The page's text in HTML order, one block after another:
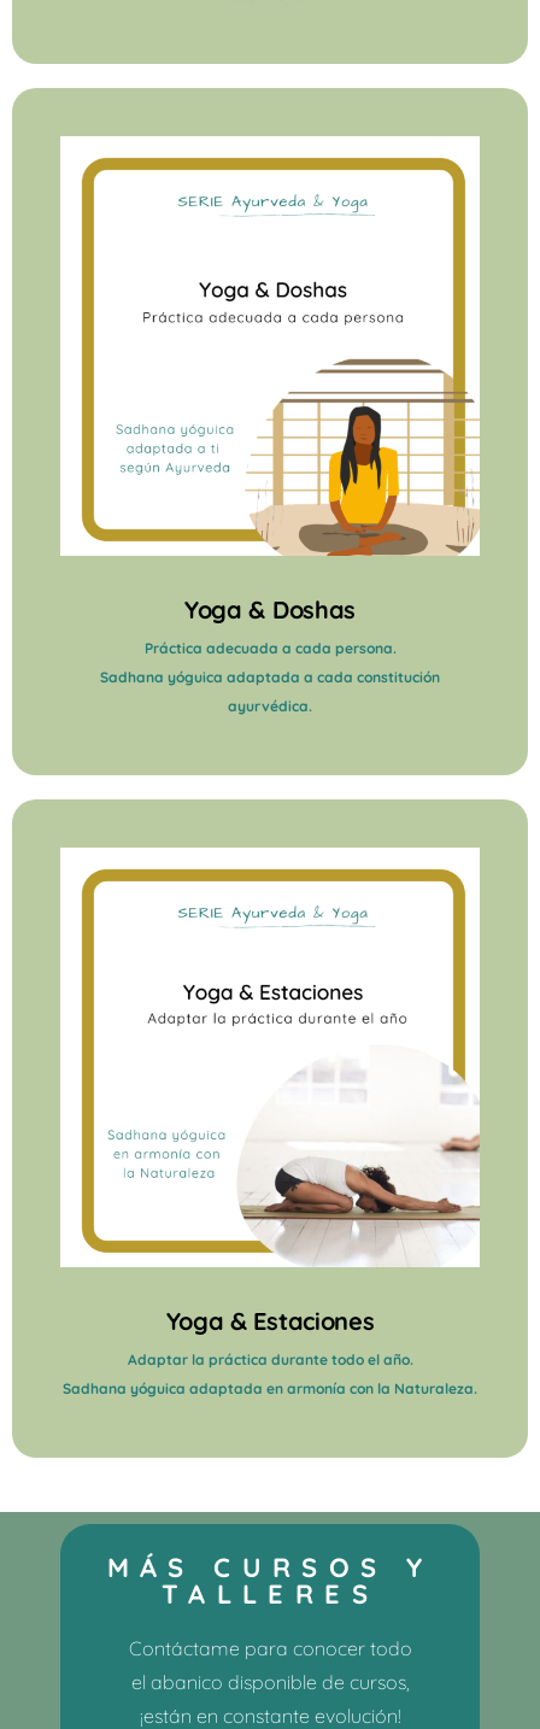
Yoga & Doshas
Práctica adecuada a cada persona.
Sadhana yóguica adaptada a cada constitución
ayurvédica.
Yoga & Estaciones
Adaptar la práctica durante todo el año.
Sadhana yóguica adaptada en armonía con la Naturaleza.
MÁS CURSOS Y
TALLERES
Contáctame para conocer todo
el abanico disponible de cursos,
¡están en constante evolución!